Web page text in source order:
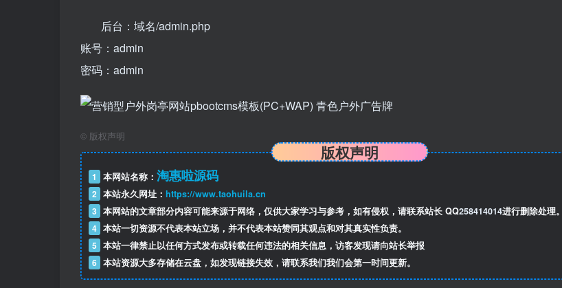
后台：域名/admin.php
账号：admin
密码：admin
© 版权声明
版权声明
1 本网站名称： 淘惠啦源码
2 本站永久网址： https://www.taohuila.cn
3 本网站的文章部分内容可能来源于网络，仅供大家学习与参考，如有侵权，请联系站长 QQ258414014进行删除处理。
4 本站一切资源不代表本站立场，并不代表本站赞同其观点和对其真实性负责。
5 本站一律禁止以任何方式发布或转载任何违法的相关信息，访客发现请向站长举报
6 本站资源大多存储在云盘，如发现链接失效，请联系我们我们会第一时间更新。